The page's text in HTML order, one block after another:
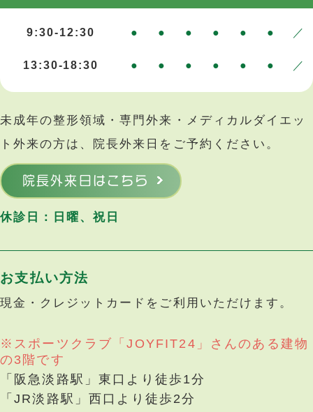
9:30-12:30 ● ● ● ● ● ● ／
13:30-18:30 ● ● ● ● ● ● ／
未成年の整形領域・専門外来・メディカルダイエッ
ト外来の方は、院長外来日をご予約ください。
院長外来日はこちら
休診日：日曜、祝日
お支払い方法
現金・クレジットカードをご利用いただけます。
※スポーツクラブ「JOYFIT24」さんのある建物
の3階です
「阪急淡路駅」東口より徒歩1分
「JR淡路駅」西口より徒歩2分